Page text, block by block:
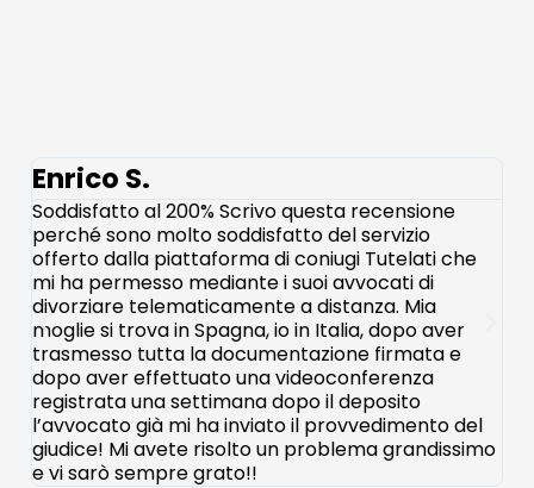
Enrico S.
Soddisfatto al 200% Scrivo questa recensione
perché sono molto soddisfatto del servizio
offerto dalla piattaforma di coniugi Tutelati che
mi ha permesso mediante i suoi avvocati di
divorziare telematicamente a distanza. Mia
moglie si trova in Spagna, io in Italia, dopo aver
trasmesso tutta la documentazione firmata e
dopo aver effettuato una videoconferenza
registrata una settimana dopo il deposito
l’avvocato già mi ha inviato il provvedimento del
giudice! Mi avete risolto un problema grandissimo
e vi sarò sempre grato!!